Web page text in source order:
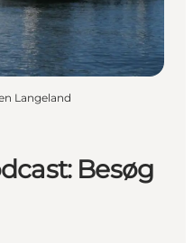
Besøg
Langeland